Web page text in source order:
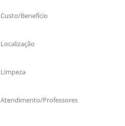
Custo/Benefício
Localização
Limpeza
Atendimento/Professores